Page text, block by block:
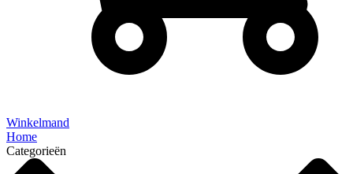
Winkelmand
Home
Categorieën